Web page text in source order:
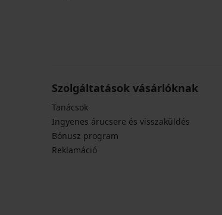
Szolgáltatások vásárlóknak
Tanácsok
Ingyenes árucsere és visszaküldés
Bónusz program
Reklamáció